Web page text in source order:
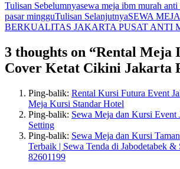
Tulisan Sebelumnyasewa meja ibm murah
pasar mingguTulisan SelanjutnyaSEWA
BERKUALITAS JAKARTA PUSAT ANTI
3 thoughts on “Rental Meja
Cover Ketat Cikini Jakarta
Ping-balik: Rental Kursi Futura Event
Meja Kursi Standar Hotel
Ping-balik: Sewa Meja dan Kursi Event
Setting
Ping-balik: Sewa Meja dan Kursi
Terbaik | Sewa Tenda di Jabodetabek &
82601199